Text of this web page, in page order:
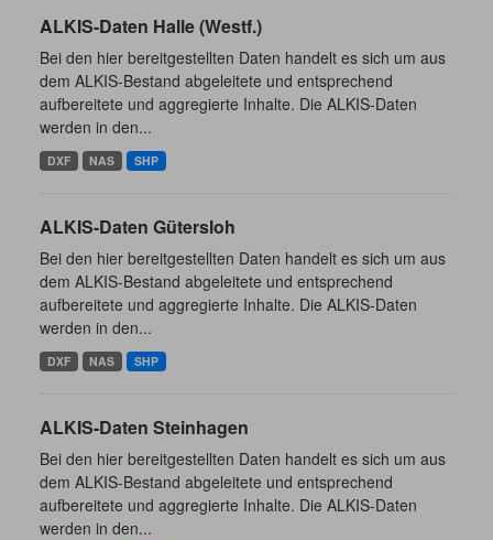
ALKIS-Daten Halle (Westf.)
Bei den hier bereitgestellten Daten handelt es sich um aus
dem ALKIS-Bestand abgeleitete und entsprechend
aufbereitete und aggregierte Inhalte. Die ALKIS-Daten
werden in den...
DXF NAS SHP
ALKIS-Daten Gütersloh
Bei den hier bereitgestellten Daten handelt es sich um aus
dem ALKIS-Bestand abgeleitete und entsprechend
aufbereitete und aggregierte Inhalte. Die ALKIS-Daten
werden in den...
DXF NAS SHP
ALKIS-Daten Steinhagen
Bei den hier bereitgestellten Daten handelt es sich um aus
dem ALKIS-Bestand abgeleitete und entsprechend
aufbereitete und aggregierte Inhalte. Die ALKIS-Daten
werden in den...